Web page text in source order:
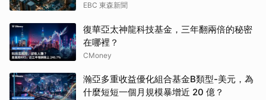
EBC 東森新聞
復華亞太神龍科技基金，三年翻兩倍的秘密
在哪裡？
CMoney
瀚亞多重收益優化組合基金B類型-美元，為
什麼短短一個月規模暴增近 20 億？